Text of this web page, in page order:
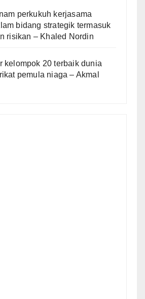
perkukuh kerjasama
bidang strategik termasuk
risikan – Khaled Nordin
kelompok 20 terbaik dunia
pemula niaga – Akmal